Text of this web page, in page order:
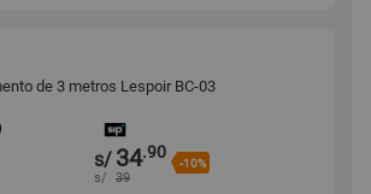
de 3 metros Lespoir BC-03
s/ 34.90
-10%
s/ 39